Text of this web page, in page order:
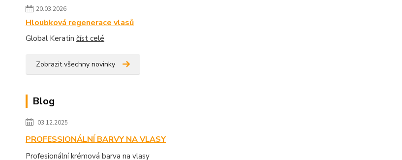
20.03.2026
Hloubková regenerace vlasů
Global Keratin číst celé
Zobrazit všechny novinky
Blog
03.12.2025
PROFESSIONÁLNÍ BARVY NA VLASY
Profesionální krémová barva na vlasy